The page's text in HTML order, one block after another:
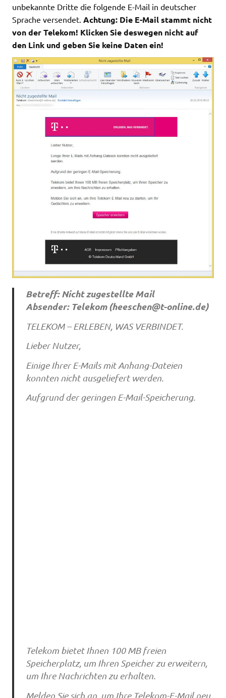
unbekannte Dritte die folgende E-Mail in deutscher
Sprache versendet. Achtung: Die E-Mail stammt nicht
von der Telekom! Klicken Sie deswegen nicht auf
den Link und geben Sie keine Daten ein!
Betreff: Nicht zugestellte Mail
Absender: Telekom (heeschen@t-online.de)
TELEKOM – ERLEBEN, WAS VERBINDET.
Lieber Nutzer,
Einige Ihrer E-Mails mit Anhang-Dateien
konnten nicht ausgeliefert werden.
Aufgrund der geringen E-Mail-Speicherung.
Telekom bietet Ihnen 100 MB freien
Speicherplatz, um Ihren Speicher zu erweitern,
um Ihre Nachrichten zu erhalten.
Melden Sie sich an, um Ihre Telekom-E-Mail neu